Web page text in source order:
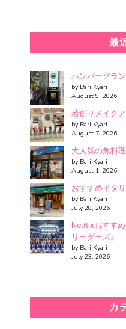
最
ハンバーグラ
by Bari Kyari
August 9, 2026
若創りメイク
by Bari Kyari
August 7, 2026
大人気の魚料
by Bari Kyari
August 1, 2026
おすすめイタ
by Bari Kyari
July 28, 2026
Netflixおすす
リーダーズ』
by Bari Kyari
July 23, 2026
カ